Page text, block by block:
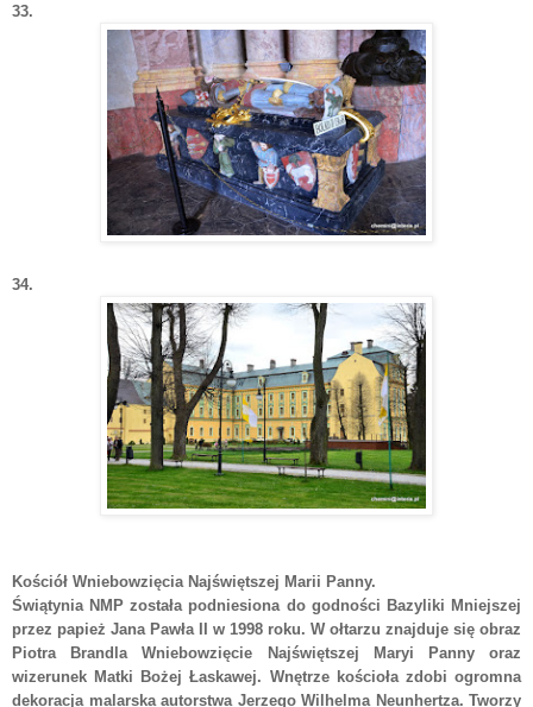
33.
34.
Kościół Wniebowzięcia Najświętszej Marii Panny.
Świątynia NMP została podniesiona do godności Bazyliki Mniejszej
przez papież Jana Pawła II w 1998 roku. W ołtarzu znajduje się obraz
Piotra Brandla Wniebowzięcie Najświętszej Maryi Panny oraz
wizerunek Matki Bożej Łaskawej. Wnętrze kościoła zdobi ogromna
dekoracja malarska autorstwa Jerzego Wilhelma Neunhertza. Tworzy